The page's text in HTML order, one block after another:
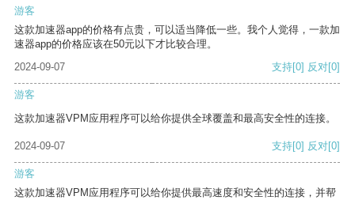
游客
这款加速器app的价格有点贵，可以适当降低一些。我个人觉得，一款加
速器app的价格应该在50元以下才比较合理。
2024-09-07
支持[0] 反对[0]
游客
这款加速器VPM应用程序可以给你提供全球覆盖和最高安全性的连接。
2024-09-07 支持[0] 反对[0]
游客
这款加速器VPM应用程序可以给你提供最高速度和安全性的连接，并帮